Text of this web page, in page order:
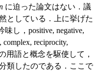
に迫った論文はない．議
としている．上に挙げた
味し，positive, negative,
complex, reciprocity,
用語と概念を駆使して，
類したのである．ここで